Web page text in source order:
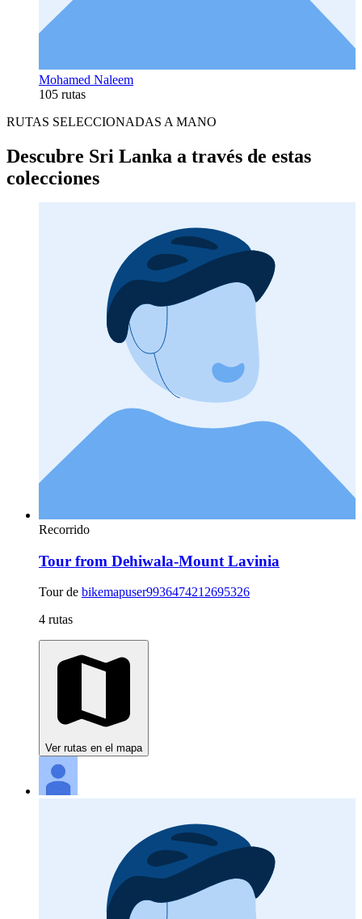
Mohamed Naleem
105 rutas
RUTAS SELECCIONADAS A MANO
Descubre Sri Lanka a través de estas
colecciones
Recorrido
Tour from Dehiwala-Mount Lavinia
Tour de bikemapuser9936474212695326
4 rutas
Ver rutas en el mapa